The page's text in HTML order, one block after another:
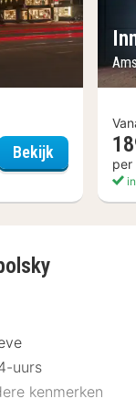
Bekijk Hotel Die
per
uurs
kenmerken